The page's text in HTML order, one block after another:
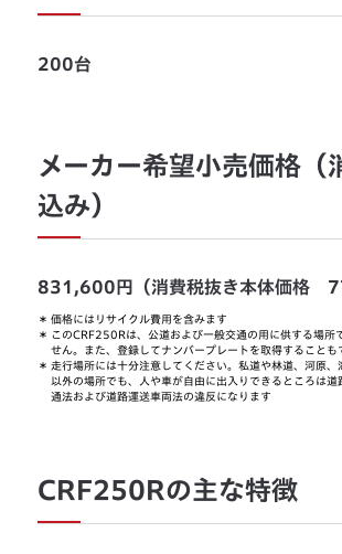
200台
メーカー希望小売価格（
込み）
831,600円（消費税抜き本体価格
＊ 価格にはリサイクル費用を含みます
＊ このCRF250Rは、公道および一般交通の用に供する場所
せん。また、登録してナンバープレートを取得することも
＊ 走行場所には十分注意してください。私道や林道、河原、
以外の場所でも、人や車が自由に出入りできるところは道
通法および道路運送車両法の違反になります
CRF250Rの主な特徴